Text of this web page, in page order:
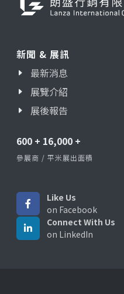
新聞 & 展訊
最新消息
展覽介紹
展後報告
600 + 16,000 +
參展商 / 平米展出面積
Like Us
on Facebook
Connect With Us
on LinkedIn